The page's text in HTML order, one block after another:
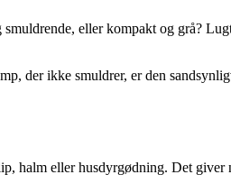
eller kompakt og grå?
der ikke smuldrer, er den
halm eller husdyrgødning. Det